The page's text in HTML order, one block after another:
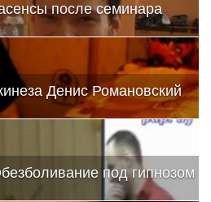
после семинара
Денис Романовский
под гипнозом